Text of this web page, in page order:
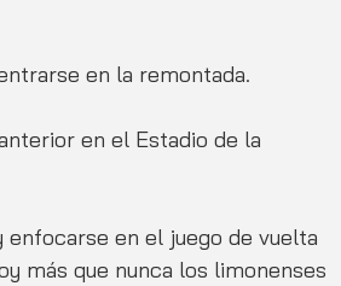
en la remontada.
en el Estadio de la
en el juego de vuelta
más que nunca los limonenses